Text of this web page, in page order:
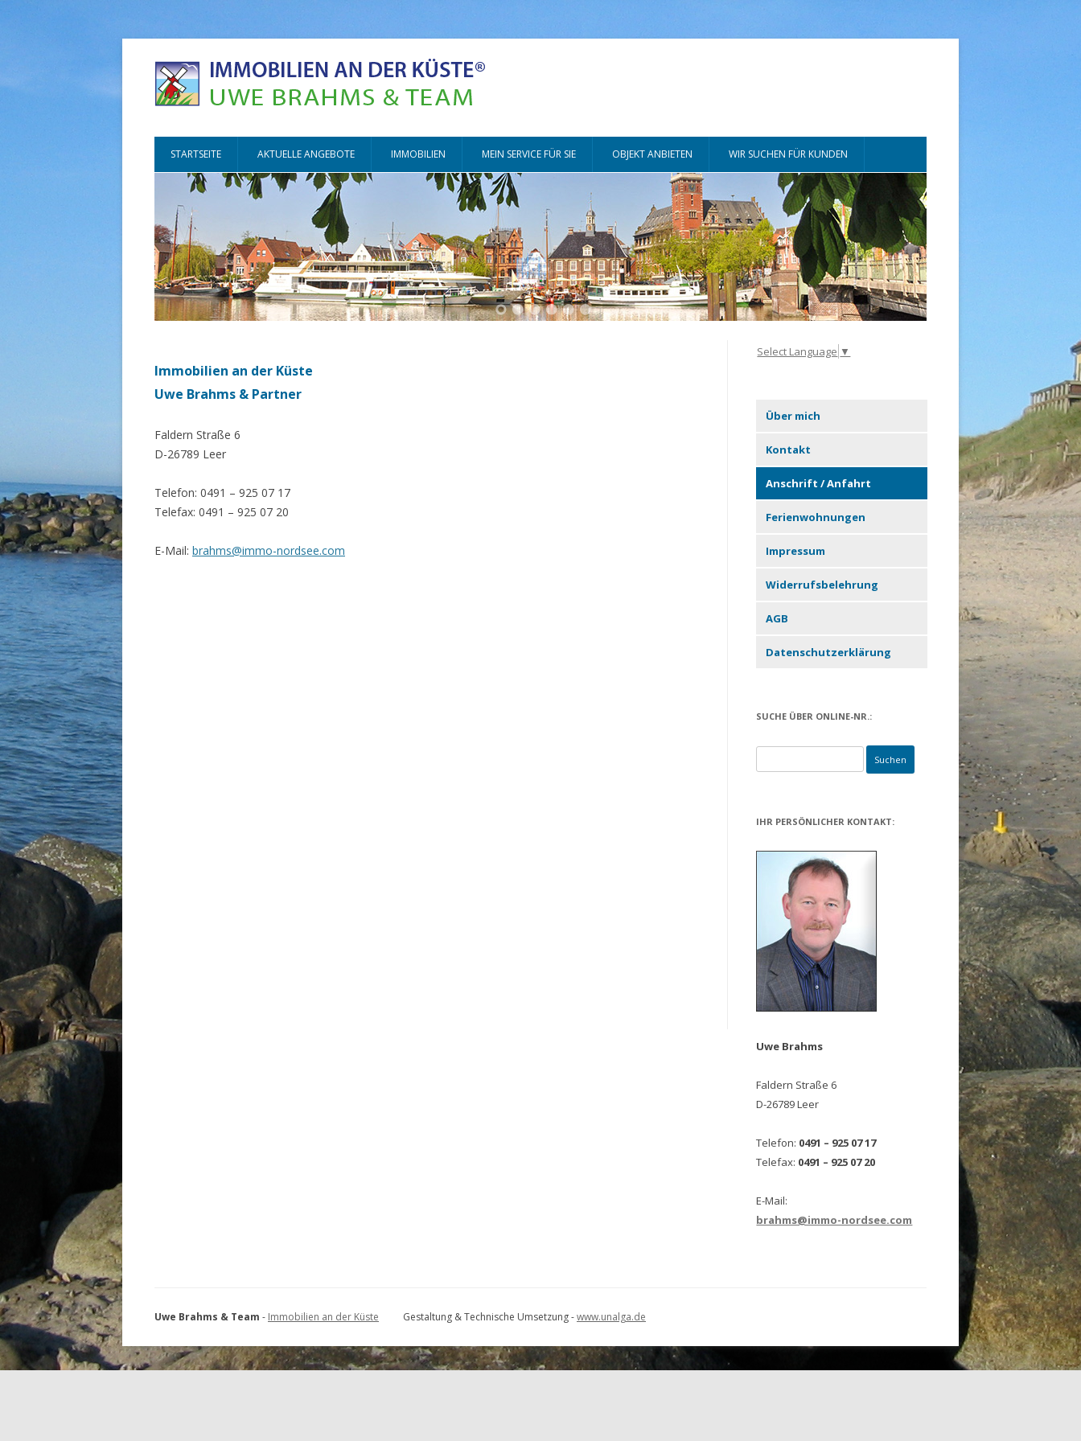
Zum Inhalt springen
STARTSEITE AKTUELLE ANGEBOTE IMMOBILIEN MEIN SERVICE FÜR SIE OBJEKT ANBIETEN WIR SUCHEN FÜR KUNDEN
Immobilien an der Küste
Uwe Brahms & Partner
Faldern Straße 6
D-26789 Leer
Telefon: 0491 – 925 07 17
Telefax: 0491 – 925 07 20
E-Mail: brahms@immo-nordsee.com
Select Language ▼
Über mich
Kontakt
Anschrift / Anfahrt
Ferienwohnungen
Impressum
Widerrufsbelehrung
AGB
Datenschutzerklärung
SUCHE ÜBER ONLINE-NR.:
IHR PERSÖNLICHER KONTAKT:
Uwe Brahms
Faldern Straße 6
D-26789 Leer
Telefon: 0491 – 925 07 17
Telefax: 0491 – 925 07 20
E-Mail:
brahms@immo-nordsee.com
Uwe Brahms & Team - Immobilien an der Küste Gestaltung & Technische Umsetzung -www.unalga.de